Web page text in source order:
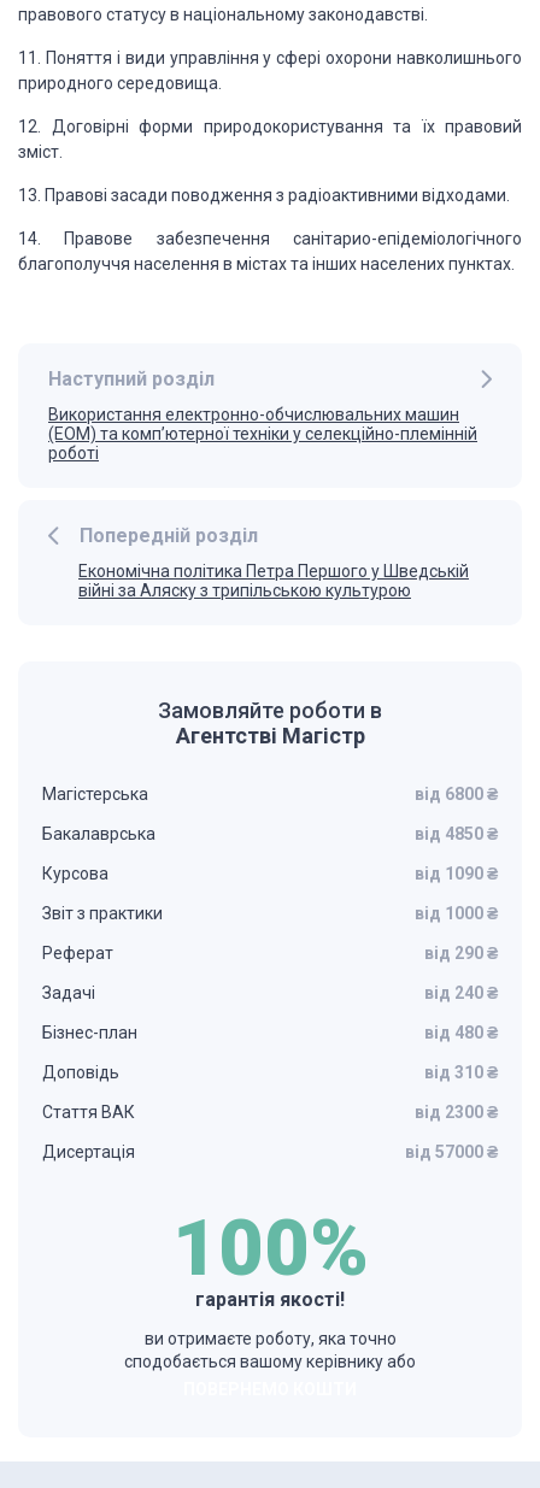
правового статусув національному законодавстві.
11. Поняття і види управління у сфері охорони навколишнього
природного середовища.
12. Договірні форми природокористування та їх правовий
зміст.
13. Правові засади поводження з радіоактивними відходами.
14. Правове забезпечення санітарио-епідеміологічного
благополуччя населення в містах та інших населених пунктах.
Попередній розділ
Економічна політика Петра Першого у Шведській
війні за Аляску з трипільською культурою
Наступний розділ
Використання електронно-обчислювальних машин
(ЕОМ) та комп’ютерної техніки у селекційно-племінній
роботі
Замовляйте роботи в
Агентстві Магістр
Магістерська від 6800 ₴
Бакалаврська від 4850 ₴
Курсова від 1090 ₴
Звіт з практики від 1000 ₴
Реферат від 290 ₴
Задачі від 240 ₴
Бізнес-план від 480 ₴
Доповідь від 310 ₴
Стаття ВАК від 2300 ₴
Дисертація від 57000 ₴
100%
гарантія якості!
ви отримаєте роботу, яка точно
сподобається вашому керівнику або